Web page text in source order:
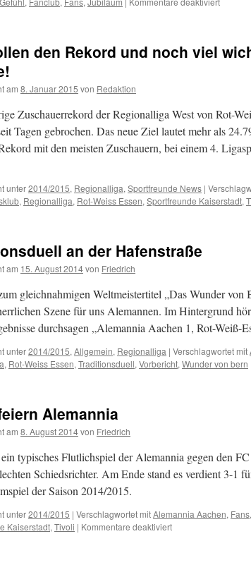
den Rekord und noch viel
am 8. Januar 2015 von Redaktion
Zuschauerrekord der Regionalliga West von Rot-
Tagen gebrochen. Das neue Ziel lautet mehr als
mit den meisten Zuschauern, bei einem 4.
unter2014/2015, Regionalliga, Sportfreunde News |
, Regionalliga, Rot-Weiss Essen, Sportfreunde Kaiserstadt,
an der Hafenstraße
am 15. August 2014von Friedrich
gleichnahmigen Weltmeistertitel „Das Wunder von
Szene für uns Alemannen. Im Hintergrund
durchsagen „Alemannia Aachen 1, Rot-Weiß-
unter2014/2015, Allgemein, Regionalliga | Verschlagwortet mit
, Rot-Weiss Essen, Traditionsduell, Vorbericht, Wunder von bern
Alemannia
am 8. August 2014von Friedrich
typisches Flutlichspiel der Alemannia gegen den
Schiedsrichter. Am Ende stand es verdient 3-1
der Saison 2014/2015.
unter2014/2015 | Verschlagwortet mitAlemannia Aachen, Fans,
Kaiserstadt, Tivoli | Kommentare deaktiviertfür